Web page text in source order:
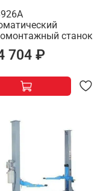
станок
704 ₽